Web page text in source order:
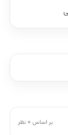
بر اساس 0 نظر